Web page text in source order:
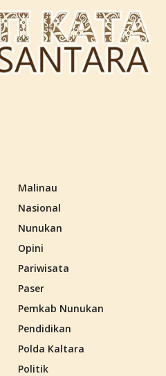
Malinau
Nasional
Nunukan
Opini
Pariwisata
Paser
Pemkab Nunukan
Pendidikan
Polda Kaltara
Politik